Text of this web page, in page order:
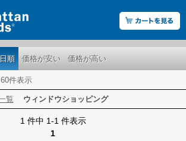
順 価格が安い 価格が高い
60件表示
覧 ウィンドウショッピング
1 件中 1-1 件表示
1